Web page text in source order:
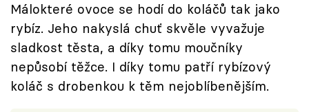
Přihlášení
Sledujte nás
Málokteré ovoce se hodí do koláčů tak jako
rybíz. Jeho nakyslá chuť skvěle vyvažuje
sladkost těsta, a díky tomu moučníky
nepůsobí těžce. I díky tomu patří rybízový
koláč s drobenkou k těm nejoblíbenějším.